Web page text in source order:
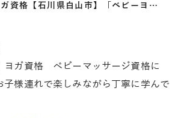
資格【石川県白山市】「ベビーヨ…
ヨガ資格 ベビーマッサージ資格に
様連れで楽しみながら丁寧に学んで